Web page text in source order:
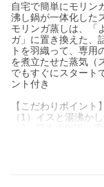
自宅で簡単にモリン
沸し鍋が一体化した
モリンガ蒸しは、「
ガ」に置き換えた、
トを羽織って、専用
を煮立たせた蒸気（
でもすぐにスタート
ント付き
【こだわりポイント】
（1）イスと湯沸か
（4）沖縄県産モリ